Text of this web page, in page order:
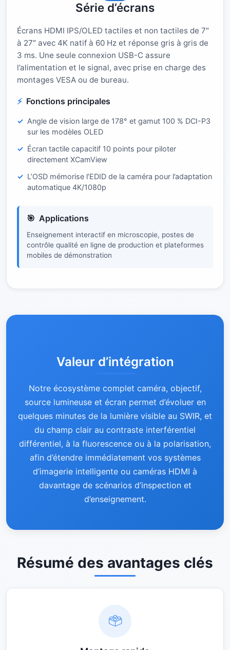
Série d’écrans
Écrans HDMI IPS/OLED tactiles et non tactiles de 7″
à 27″ avec 4K natif à 60 Hz et réponse gris à gris de
3 ms. Une seule connexion USB-C assure
l’alimentation et le signal, avec prise en charge des
montages VESA ou de bureau.
Fonctions principales
Angle de vision large de 178° et gamut 100 % DCI-P3
sur les modèles OLED
Écran tactile capacitif 10 points pour piloter
directement XCamView
L’OSD mémorise l’EDID de la caméra pour l’adaptation
automatique 4K/1080p
Applications
Enseignement interactif en microscopie, postes de
contrôle qualité en ligne de production et plateformes
mobiles de démonstration
Valeur d’intégration
Notre écosystème complet caméra, objectif,
source lumineuse et écran permet d’évoluer en
quelques minutes de la lumière visible au SWIR, et
du champ clair au contraste interférentiel
différentiel, à la fluorescence ou à la polarisation,
afin d’étendre immédiatement vos systèmes
d’imagerie intelligente ou caméras HDMI à
davantage de scénarios d’inspection et
d’enseignement.
Résumé des avantages clés